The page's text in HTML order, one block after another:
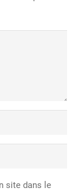
site dans le